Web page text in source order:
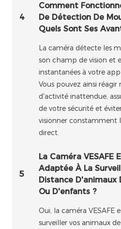
4
Comment
De Détection De
Quels Sont Ses
La caméra détecte les
son champ de vision et
instantanées à votre
Vous pouvez ainsi
d'activité inattendue,
de votre sécurité et
visionner constamment
direct.
5
La Caméra VESAFE
Adaptée À La
Distance D'animaux
Ou D'enfants ?
Oui, la caméra VESAFE
surveiller vos animaux